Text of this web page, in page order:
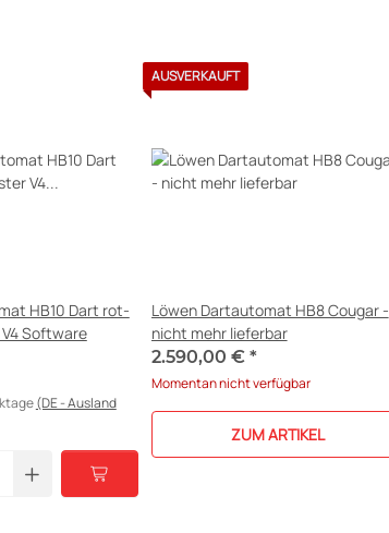
HB10 Dart rot-
Software
(DE - Ausland
AUSVERKAUFT
Löwen Dartautomat HB8 Cougar -
nicht mehr lieferbar
2.590,00 € *
Momentan nicht verfügbar
ZUM ARTIKEL